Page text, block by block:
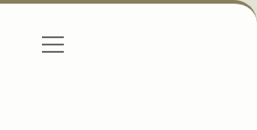
Gizlilik Politikası
menüyü